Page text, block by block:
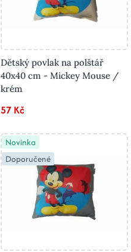
Dětský povlak na polštář
40x40 cm - Mickey Mouse /
krém
57 Kč
Novinka
Doporučené